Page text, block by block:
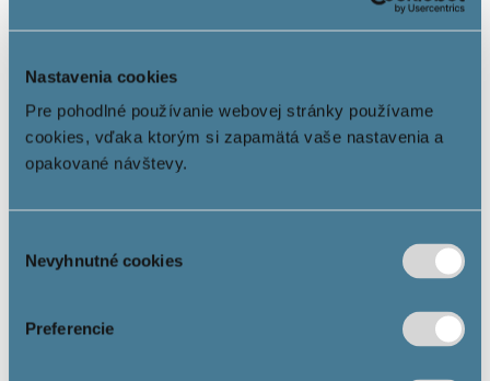
Nastavenia cookies
Pre pohodlné používanie webovej stránky používame
cookies, vďaka ktorým si zapamätá vaše nastavenia a
opakované návštevy.
súhlasu
Nevyhnutné cookies
Preferencie
5. Práva a povinnosti Používateľa
Používateľ má právo využívať Služby informačnej
spoločnosti v súlade s týmito Podmienkami používania.
Každý Používateľ je vždy povinný oznámiť
Spoločnosti bezodkladne akékoľvek podozrenie
týkajúce sa protiprávneho obsahu Webstránky a/alebo
jej časti, ktoré by malo alebo mohlo mať vplyv na
presne identifikovať obsah, ktorým by sa mali
právnickej osoby, a špecifikovať aj čo od Spoločnosti
požaduje (napr. odstránenie obsahu), a v čom vidí
zasahovať do Webstránok nepovoleným spôsobom,
vytvárať kópie a/alebo extrahovať kópie obsahu